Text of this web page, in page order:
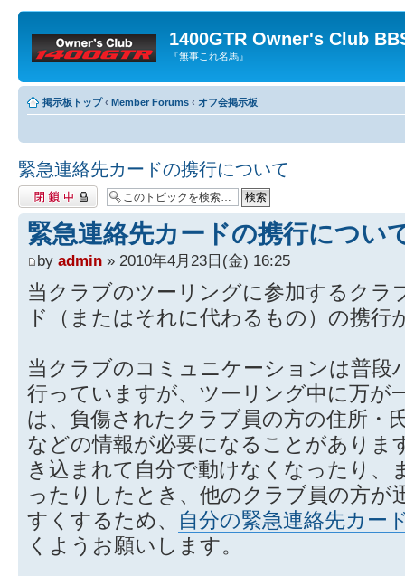
1400GTR Owner's Club
『無事これ名馬』
掲示板トップ ‹ Member Forums ‹ オフ会掲示板
緊急連絡先カードの携行について
閉鎖中トピック
緊急連絡先カードの携行につい
by admin » 2010年4月23日(金) 16:25
当クラブのツーリングに参加するクラ
ド（またはそれに代わるもの）の携行
当クラブのコミュニケーションは普段
行っていますが、ツーリング中に万が
は、負傷されたクラブ員の方の住所・
などの情報が必要になることがありま
き込まれて自分で動けなくなったり、
ったりしたとき、他のクラブ員の方が
すくするため、
自分の緊急連絡先カー
くようお願いします。